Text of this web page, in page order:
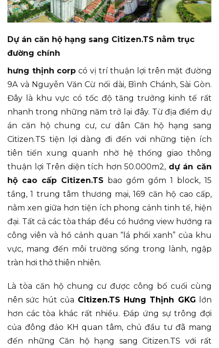
Dự án căn hộ hạng sang Citizen.TS nằm trục
đường chính
hưng thịnh corp có vị trí thuận lợi trên mặt đường
9A và Nguyễn Văn Cừ nối dài, Bình Chánh, Sài Gòn.
Đây là khu vực có tốc độ tăng trưởng kinh tế rất
nhanh trong những năm trở lại đây. Từ địa điểm dự
án căn hộ chung cư, cư dân Căn hộ hạng sang
Citizen.TS tiện lợi dàng đi đến với những tiện ích
tiên tiến xung quanh nhờ hệ thống giao thông
thuận lợi Trên diện tích hơn 50.000m2, dự án căn
hộ cao cấp Citizen.TS bao gồm gồm 1 block, 15
tầng, 1 trung tâm thương mại, 169 căn hộ cao cấp,
nằm xen giữa hơn tiện ích phong cảnh tinh tế, hiện
đại. Tất cả các tòa tháp đều có hướng view hướng ra
công viên và hồ cảnh quan “lá phổi xanh” của khu
vực, mang đến môi trường sống trong lành, ngập
tràn hơi thở thiên nhiên.
Là tòa căn hộ chung cư được công bố cuối cùng
nên sức hút của Citizen.TS Hưng Thịnh GKG lớn
hơn các tòa khác rất nhiều. Đáp ứng sự trông đợi
của đông đảo KH quan tâm, chủ đầu tư đã mang
đến những Căn hộ hạng sang Citizen.TS với rất